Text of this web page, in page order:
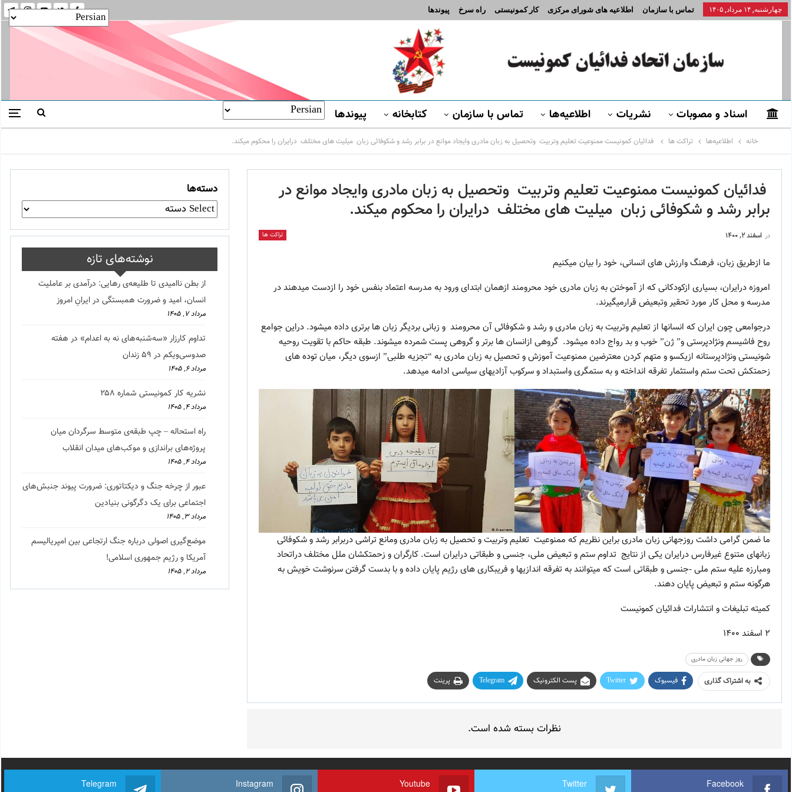
چهارشنبه, ۱۴ مرداد, ۱۴۰۵ تماس با سازمان اطلاعیه های شورای مرکزی کار کمونیستی راه سرخ پیوندها
اسناد و مصوبات نشریات اطلاعیه‌ها تماس با سازمان کتابخانه پیوندها
خانه اطلاعیه‌ها تراکت ها فدائیان کمونیست ممنوعیت تعلیم وتربیت وتحصیل به زبان مادری وایجاد موانع در برابر رشد و شکوفائی زبان میلیت های مختلف درایران را محکوم میکند.
فدائیان کمونیست ممنوعیت تعلیم وتربیت وتحصیل به زبان مادری وایجاد موانع در
برابر رشد و شکوفائی زبان میلیت های مختلف درایران را محکوم میکند.
تراکت ها در اسفند ۲, ۱۴۰۰
ما ازطریق زبان، فرهنگ وارزش های انسانی، خود را بیان میکنیم
امروزه درایران، بسیاری ازکودکانی که از آموختن به زبان مادری خود محرومند ازهمان ابتدای ورود به مدرسه اعتماد بنفس خود را ازدست میدهند در
مدرسه و محل کار مورد تحقیر وتبعیض قرارمیگیرند.
درجوامعی چون ایران که انسانها از تعلیم وتربیت به زبان مادری و رشد و شکوفائی آن محرومند و زبانی بردیگر زبان ها برتری داده میشود. دراین جوامع
روح فاشیسم ونژادپرستی و” ژن” خوب و بد رواج داده میشود. گروهی ازانسان ها برتر و گروهی پست شمرده میشوند. طبقه حاکم با تقویت روحیه
شونیستی ونژادپرستانه ازیکسو و متهم کردن معترضین ممنوعیت آموزش و تحصیل به زبان مادری به “تجزیه طلبی” ازسوی دیگر، میان توده های
زحمتکش تحت ستم واستثمار تفرقه انداخته و به ستمگری واستبداد و سرکوب آزادیهای سیاسی ادامه میدهد.
ما ضمن گرامی داشت روزجهانی زبان مادری براین نظریم که ممنوعیت تعلیم وتربیت و تحصیل به زبان مادری ومانع تراشی دربرابر رشد و شکوفائی
زبانهای متنوع غیرفارس درایران یکی از نتایج تداوم ستم و تبعیض ملی، جنسی و طبقاتی درایران است. کارگران و زحمتکشان ملل مختلف دراتحاد
ومبارزه علیه ستم ملی -جنسی و طبقاتی است که میتوانند به تفرقه اندازیها و فریبکاری های رژیم پایان داده و با بدست گرفتن سرنوشت خویش به
هرگونه ستم و تبعیض پایان دهند.
کمیته تبلیغات و انتشارات فدائیان کمونیست
۲ اسفند ۱۴۰۰
روز جهانی زبان مادری
به اشتراک گذاری فیسبوک Twitter پست الکترونیک Telegram پرینت
نظرات بسته شده است.
دسته‌ها
نوشته‌های تازه
از بطن ناامیدی تا طلیعه‌ی رهایی: درآمدی بر عاملیت
انسان، امید و ضرورت همبستگی در ایرانِ امروز
مرداد ۷, ۱۴۰۵
تداوم کارزار «سه‌شنبه‌های نه به اعدام» در هفته
صدوسی‌و‌یکم در ۵۹ زندان
مرداد ۶, ۱۴۰۵
نشریه کار کمونیستی شماره ۲۵۸
مرداد ۴, ۱۴۰۵
راه استحاله – چپ طبقه‌ی متوسط سرگردان میان
پروژه‌های براندازی و موکب‌های میدان انقلاب
مرداد ۴, ۱۴۰۵
عبور از چرخه جنگ و دیکتاتوری: ضرورت پیوند جنبش‌های
اجتماعی برای یک دگرگونی بنیادین
مرداد ۳, ۱۴۰۵
موضع‌گیری اصولی درباره جنگ ارتجاعی بین امپریالیسم
آمریکا و رژیم جمهوری اسلامی!
مرداد ۲, ۱۴۰۵
Facebook
Twitter
Youtube
Instagram
Telegram